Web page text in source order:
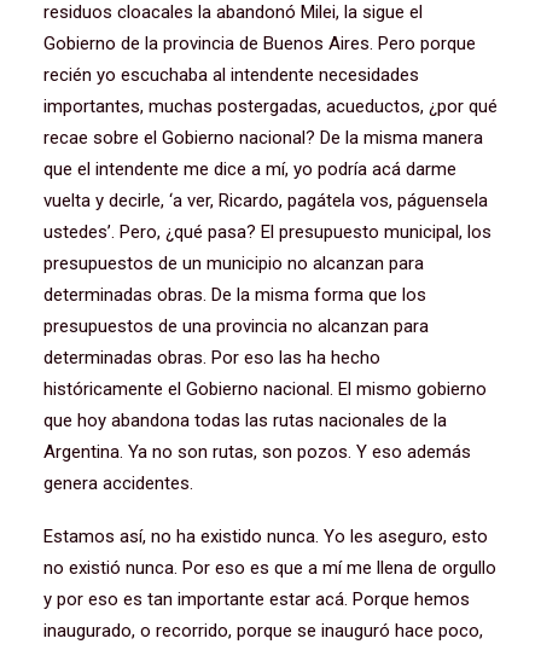
residuos cloacales la abandonó Milei, la sigue el
Gobierno de la provincia de Buenos Aires. Pero porque
recién yo escuchaba al intendente necesidades
importantes, muchas postergadas, acueductos, ¿por qué
recae sobre el Gobierno nacional? De la misma manera
que el intendente me dice a mí, yo podría acá darme
vuelta y decirle, ‘a ver, Ricardo, pagátela vos, páguensela
ustedes’. Pero, ¿qué pasa? El presupuesto municipal, los
presupuestos de un municipio no alcanzan para
determinadas obras. De la misma forma que los
presupuestos de una provincia no alcanzan para
determinadas obras. Por eso las ha hecho
históricamente el Gobierno nacional. El mismo gobierno
que hoy abandona todas las rutas nacionales de la
Argentina. Ya no son rutas, son pozos. Y eso además
genera accidentes.
Estamos así, no ha existido nunca. Yo les aseguro, esto
no existió nunca. Por eso es que a mí me llena de orgullo
y por eso es tan importante estar acá. Porque hemos
inaugurado, o recorrido, porque se inauguró hace poco,